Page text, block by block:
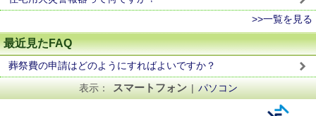
>>一覧を見る
最近見たFAQ
葬祭費の申請はどのようにすればよいですか？
表示： スマートフォン | パソコン